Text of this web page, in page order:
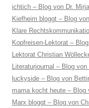
ichtich – Blog von Dr.
Kiefheim bloggt – Blog
Klare
Kopfreisen-Lektorat –
Lektorat Christian
Literaturjournal – Blog
luckyside – Blog von
mama kocht heute – Blog
Marx bloggt – Blog von